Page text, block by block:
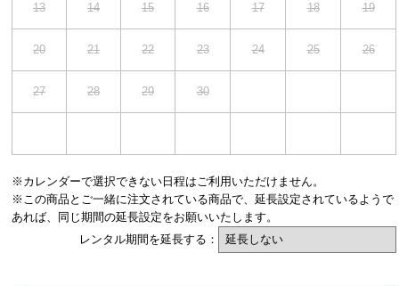
13 14 15 16 17 18 19
20 21 22 23 24 25 26
27 28 29 30
※カレンダーで選択できない日程はご利用いただけません。
※この商品とご一緒に注文されている商品で、延長設定されているようで
あれば、同じ期間の延長設定をお願いいたします。
レンタル期間を延長する：